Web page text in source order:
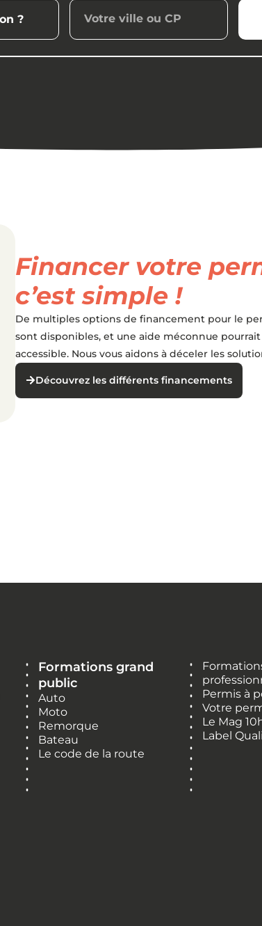
Financer votre
c’est simple !
De multiples options de financement pour le
sont disponibles, et une aide méconnue
accessible. Nous vous aidons à déceler les
Découvrez les différents financements
Formations grand
public
Auto
Moto
Remorque
Bateau
Le code de la route
Permis à
Votre
Le Mag
Label